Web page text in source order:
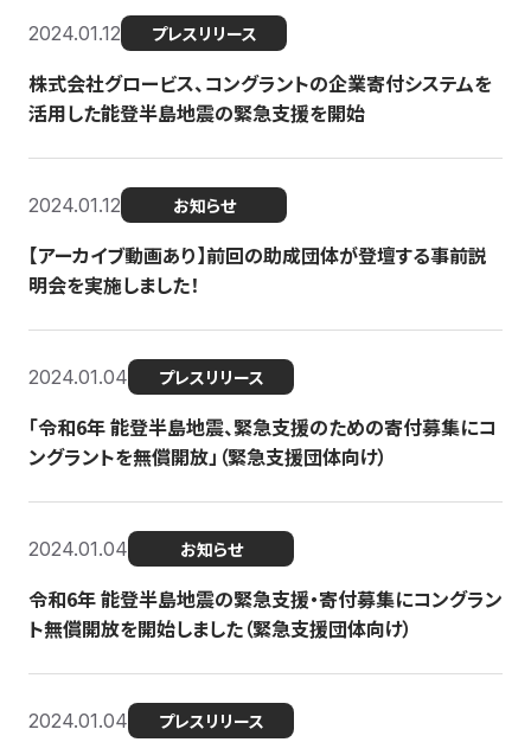
2024.01.12 プレスリリース
株式会社グロービス、コングラントの企業寄付システムを
活用した能登半島地震の緊急支援を開始
2024.01.12 お知らせ
【アーカイブ動画あり】前回の助成団体が登壇する事前説
明会を実施しました！
2024.01.04 プレスリリース
「令和6年 能登半島地震、緊急支援のための寄付募集にコ
ングラントを無償開放」（緊急支援団体向け）
2024.01.04 お知らせ
令和6年 能登半島地震の緊急支援・寄付募集にコングラン
ト無償開放を開始しました（緊急支援団体向け）
2024.01.04 プレスリリース